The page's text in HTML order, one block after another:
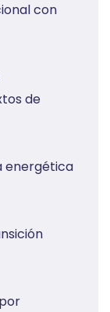
con
de
energética